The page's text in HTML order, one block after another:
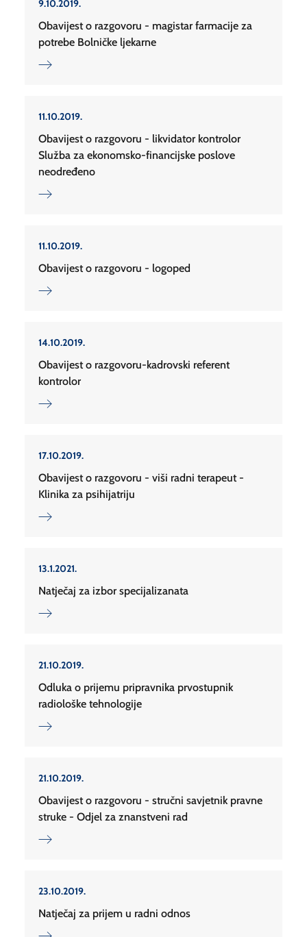
9.10.2019.
Obavijest o razgovoru - magistar farmacije za
potrebe Bolničke ljekarne
11.10.2019.
Obavijest o razgovoru - likvidator kontrolor
Služba za ekonomsko-financijske poslove
neodređeno
11.10.2019.
Obavijest o razgovoru - logoped
14.10.2019.
Obavijest o razgovoru-kadrovski referent
kontrolor
17.10.2019.
Obavijest o razgovoru - viši radni terapeut -
Klinika za psihijatriju
13.1.2021.
Natječaj za izbor specijalizanata
21.10.2019.
Odluka o prijemu pripravnika prvostupnik
radiološke tehnologije
21.10.2019.
Obavijest o razgovoru - stručni savjetnik pravne
struke - Odjel za znanstveni rad
23.10.2019.
Natječaj za prijem u radni odnos